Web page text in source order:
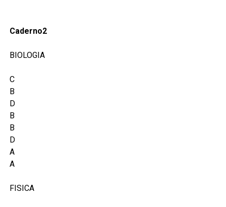
Caderno2
BIOLOGIA
C
B
D
B
B
D
A
A
FISICA